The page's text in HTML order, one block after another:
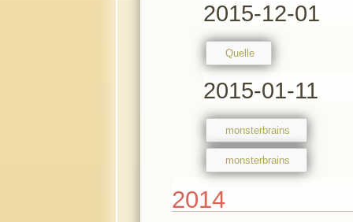
2015-12-01
Quelle
2015-01-11
monsterbrains
monsterbrains
2014